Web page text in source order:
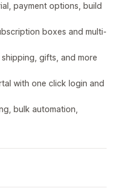
payment options, build
boxes and multi-
gifts, and more
with one click login and
bulk automation,